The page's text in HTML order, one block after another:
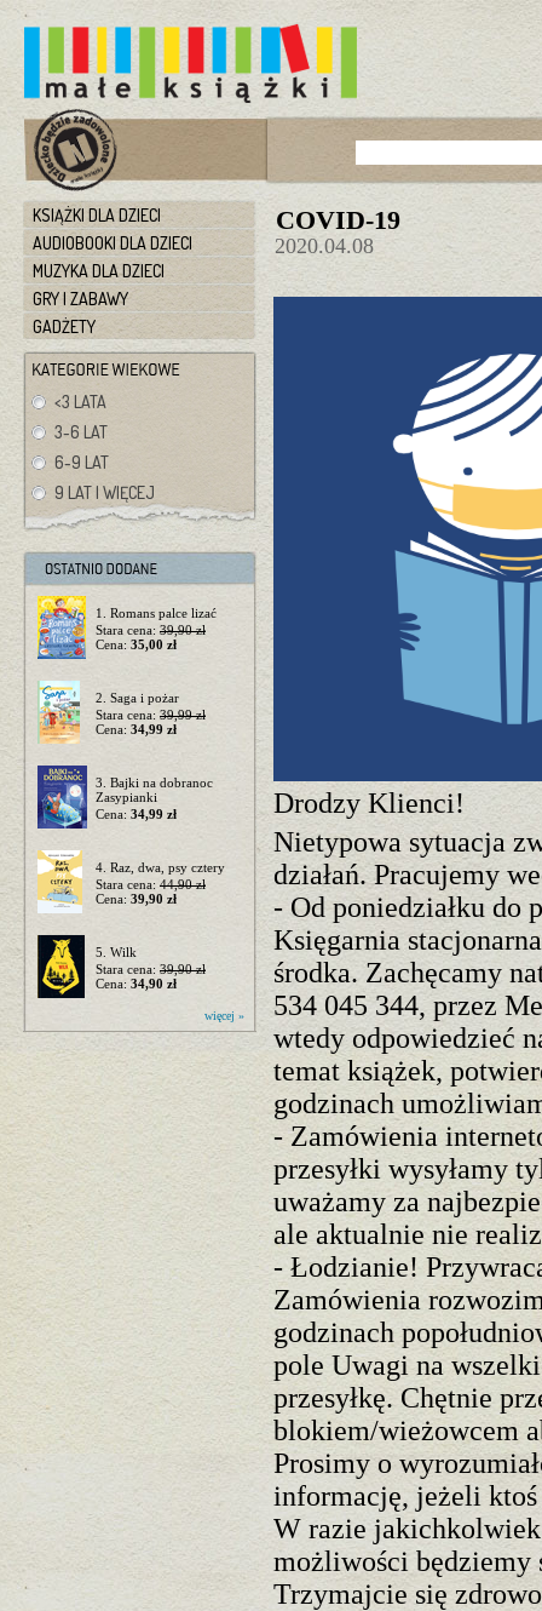
KSIĄŻKI DLA DZIECI
AUDIOBOOKI DLA DZIECI
MUZYKA DLA DZIECI
GRY I ZABAWY
GADŻETY
<3 LATA
3-6 LAT
6-9 LAT
9 LAT I WIĘCEJ
1. Romans palce lizać
Stara cena: 39,90 zł
Cena: 35,00 zł
2. Saga i pożar
Stara cena: 39,99 zł
Cena: 34,99 zł
3. Bajki na dobranoc
Zasypianki
Cena: 34,99 zł
4. Raz, dwa, psy cztery
Stara cena: 44,90 zł
Cena: 39,90 zł
5. Wilk
Stara cena: 39,90 zł
Cena: 34,90 zł
więcej »
COVID-19
2020.04.08
Drodzy Klienci!
Nietypowa sytuacja
działań. Pracujemy
- Od poniedziałku do
Księgarnia
środka. Zachęcamy
534 045 344, przez
wtedy odpowiedzieć
temat książek,
godzinach
- Zamówienia
przesyłki wysyłamy
uważamy za
ale aktualnie nie
- Łodzianie!
Zamówienia
godzinach
pole Uwagi na
przesyłkę. Chętnie
blokiem/wieżowcem
Prosimy o
informację, jeżeli
W razie
możliwości będziemy
Trzymajcie się